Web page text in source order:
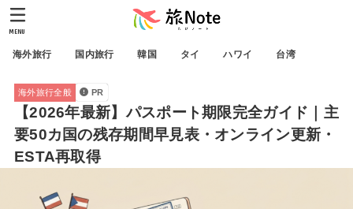
海外旅行 国内旅行 韓国 タイ ハワイ 台湾
MENU
海外旅行全般 PR
【2026年最新】パスポート期限完全ガイド｜主
要50カ国の残存期間早見表・オンライン更新・
ESTA再取得